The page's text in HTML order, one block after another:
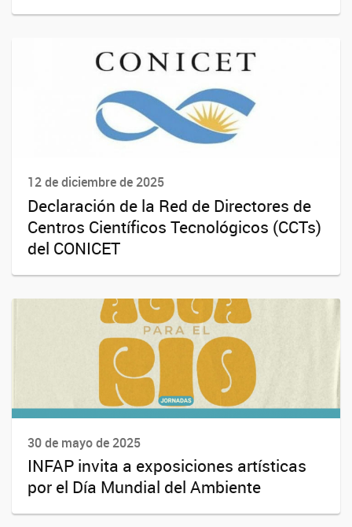
12 de diciembre de 2025
Declaración de la Red de Directores de
Centros Científicos Tecnológicos (CCTs)
del CONICET
30 de mayo de 2025
INFAP invita a exposiciones artísticas
por el Día Mundial del Ambiente